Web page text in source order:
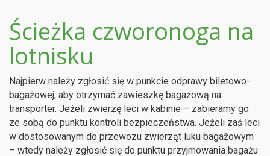
Ścieżka czworonoga na
lotnisku
Najpierw należy zgłosić się w punkcie odprawy biletowo-
bagażowej, aby otrzymać zawieszkę bagażową na
transporter. Jeżeli zwierzę leci w kabinie – zabieramy go
ze sobą do punktu kontroli bezpieczeństwa. Jeżeli zaś leci
w dostosowanym do przewozu zwierząt luku bagażowym
– wtedy należy zgłosić się do punktu przyjmowania bagażu